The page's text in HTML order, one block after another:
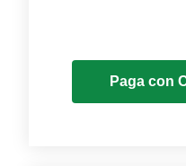
Paga con